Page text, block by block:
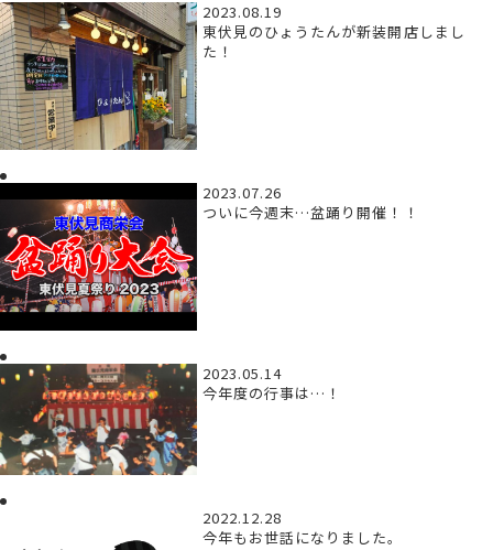
2023.08.19
東伏見のひょうたんが新装開店しまし
た！
2023.07.26
ついに今週末…盆踊り開催！！
2023.05.14
今年度の行事は…！
2022.12.28
今年もお世話になりました。